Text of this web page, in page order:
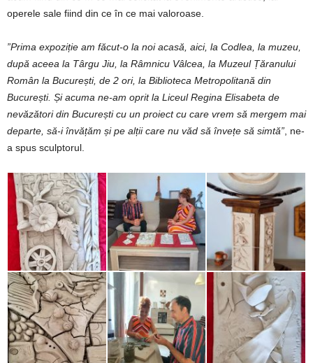
operele sale fiind din ce în ce mai valoroase.
”Prima expoziție am făcut-o la noiacasă, aici, la Codlea, la muzeu,
după aceea la Târgu Jiu, la Râmnicu Vâlcea, la Muzeul Țăranului
Român la București, de 2 ori, la Biblioteca Metropolitană din
București. Șiacuma ne-am opritla LiceulRegina Elisabeta de
nevăzătoridin Bucureșticu un proiect cu care vrem să mergem mai
departe, să-iînvățăm șipe alțiicare nu văd să învețe să simtă” , ne-
a spus sculptorul.